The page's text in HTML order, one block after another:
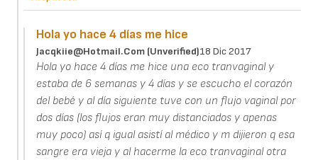
Hola yo hace 4 días me hice
Jacqkiie@hotmail.com (unverified)18 Dic 2017
Hola yo hace 4 días me hice una eco tranvaginal y
estaba de 6 semanas y 4 días y se escucho el corazón
del bebé y al día siguiente tuve con un flujo vaginal por
dos días (los flujos eran muy distanciados y apenas
muy poco) así q igual asistí al médico y m dijieron q esa
sangre era vieja y al hacerme la eco tranvaginal otra